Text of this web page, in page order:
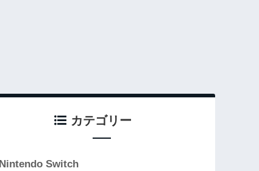
カテゴリー
Nintendo Switch